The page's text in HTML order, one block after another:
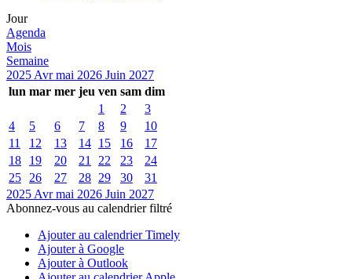
Jour
Agenda
Mois
Semaine
2025 Avrmai 2026 Juin 2027
lun mar mer jeu ven sam dim
1
2
3
4
5 6 7 8 9
10
11
12 13 14 15 16
17
18
19 20 21 22 23
24
25
26 27 28 29 30
31
2025 Avrmai 2026 Juin 2027
Abonnez-vous au calendrier filtré
Ajouter au calendrier Timely
Ajouter à Google
Ajouter à Outlook